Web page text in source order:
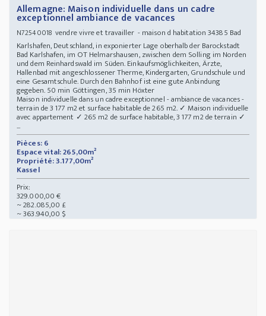
Allemagne: Maison individuelle dans un cadre
exceptionnel ambiance de vacances
N72540018vendre vivre et travailler - maison d habitation 34385 Bad
Karlshafen, Deutschland, in exponierter Lage oberhalb der Barockstadt
Bad Karlshafen, im OT Helmarshausen, zwischen dem Solling im Norden
und dem Reinhardswald im Süden. Einkaufsmöglichkeiten, Ärzte,
Hallenbad mit angeschlossener Therme, Kindergarten, Grundschule und
eine Gesamtschule. Durch den Bahnhof ist eine gute Anbindung
gegeben. 50 min Göttingen, 35 min Höxter
Maison individuelle dans un cadre exceptionnel - ambiance de vacances -
terrain de 3 177 m2 et surface habitable de 265 m2. ✓ Maison individuelle
avec appartement ✓ 265 m2 de surface habitable, 3 177 m2 de terrain ✓
...
Pièces: 6
Espace vital: 265,00m²
Propriété: 3.177,00m²
Kassel
Prix:
329.000,00 €
~ 282.085,00 £
~ 363.940,00 $